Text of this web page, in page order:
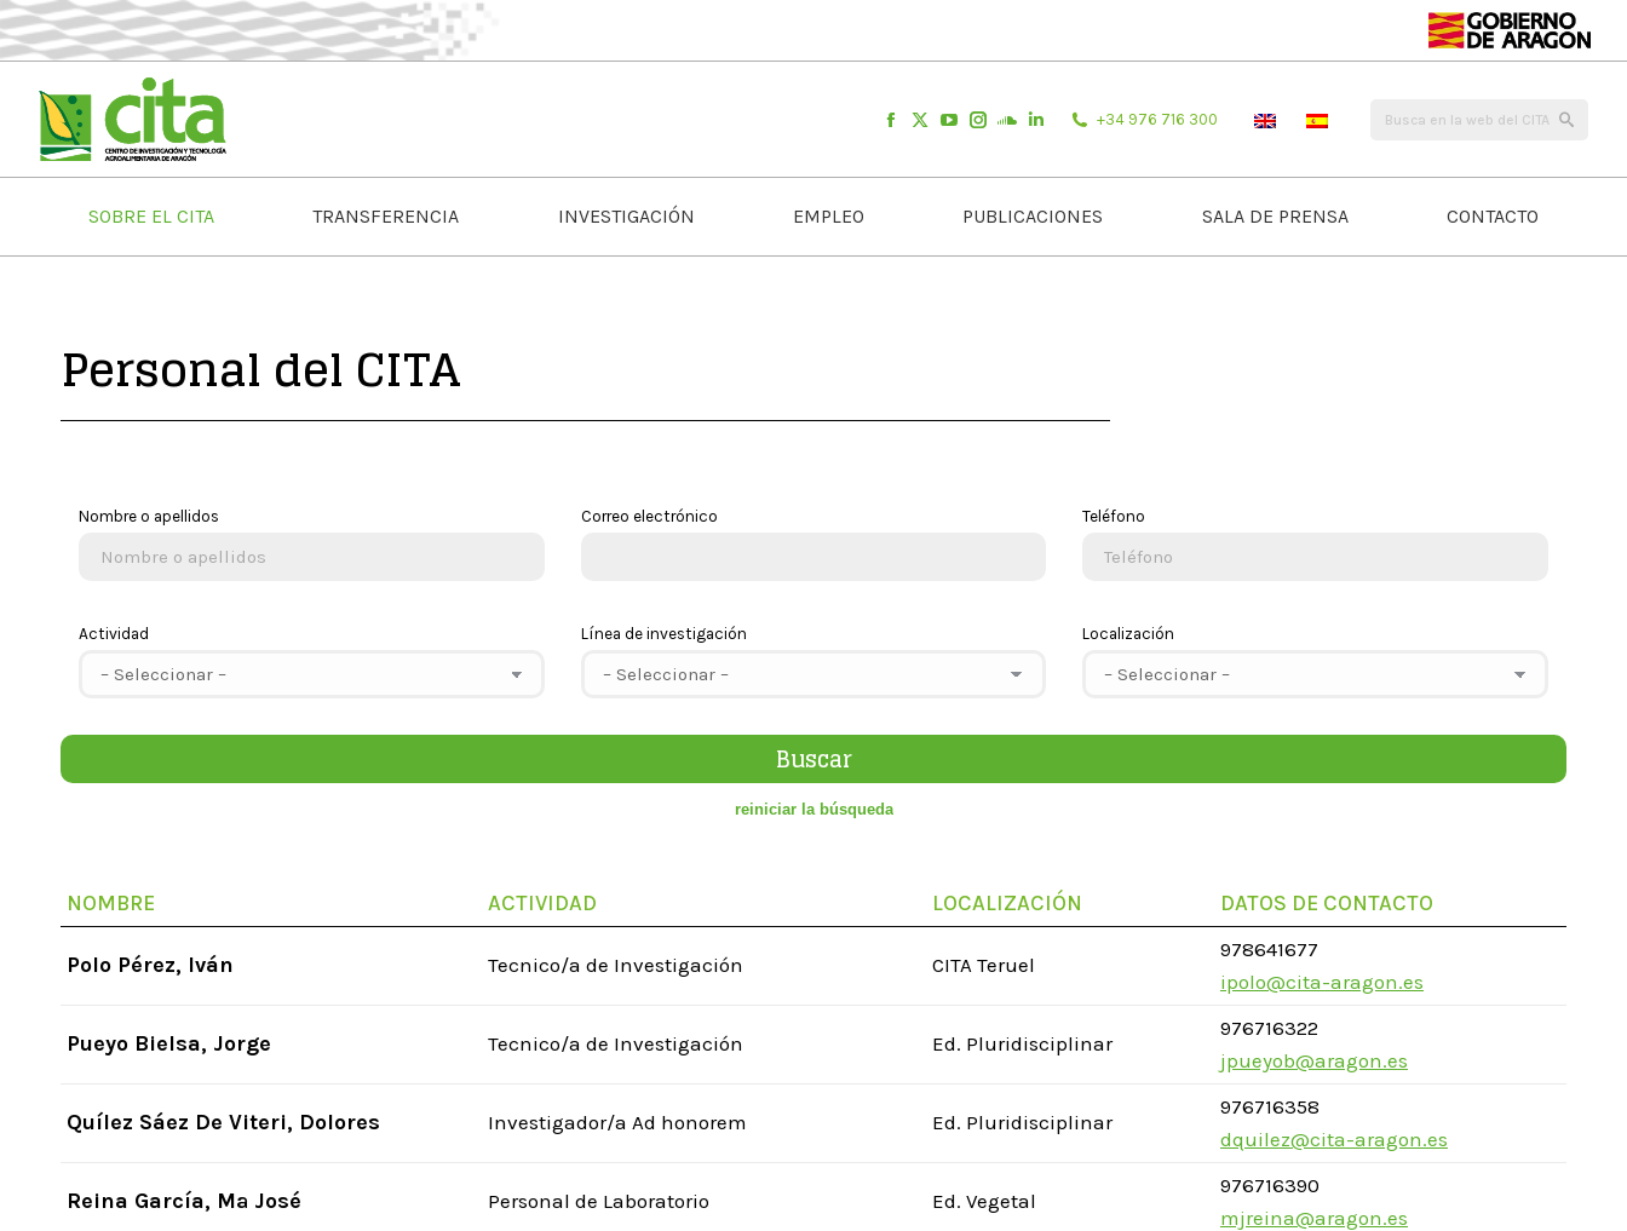
+34 976 716 300
SOBRE EL CITA TRANSFERENCIA INVESTIGACIÓN EMPLEO PUBLICACIONES SALA DE PRENSA CONTACTO
Personal del CITA
Nombre o apellidos Correo electrónico Teléfono
Actividad Línea de investigación Localización
NOMBRE ACTIVIDAD LOCALIZACIÓN DATOS DE CONTACTO
Polo Pérez, Iván Tecnico/a de Investigación CITA Teruel
978641677
ipolo@cita-aragon.es
Pueyo Bielsa, Jorge Tecnico/a de Investigación Ed. Pluridisciplinar
976716322
jpueyob@aragon.es
Quílez Sáez De Viteri, Dolores Investigador/a Ad honorem Ed. Pluridisciplinar
976716358
dquilez@cita-aragon.es
Reina García, Mª José Personal de Laboratorio Ed. Vegetal
976716390
mjreina@aragon.es